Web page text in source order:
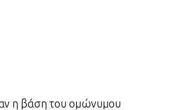
η βάση του ομώνυμου